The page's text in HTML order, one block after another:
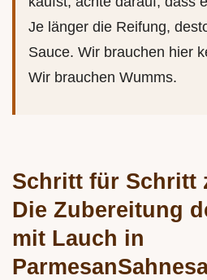
Je länger die Reifung,
Sauce. Wir brauchen hier
Wir brauchen Wumms.
Schritt für Schritt
Die Zubereitung
mit Lauch in